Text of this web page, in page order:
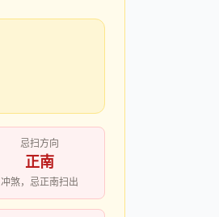
忌扫方向
正南
冲煞，忌正南扫出